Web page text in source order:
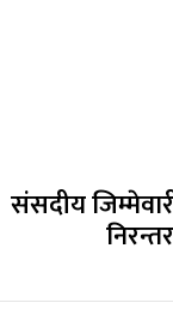
संसदीय